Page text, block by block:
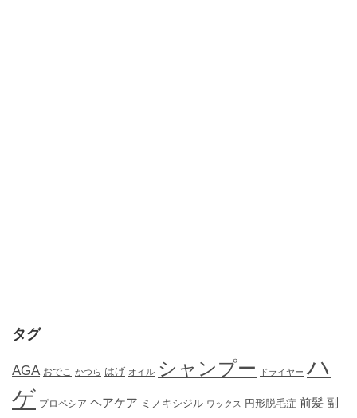
タグ
AGA おでこ かつら はげ オイル シャンプー ドライヤー ハ
ゲ プロペシア ヘアケア ミノキシジル ワックス 円形脱毛症 前髪 副